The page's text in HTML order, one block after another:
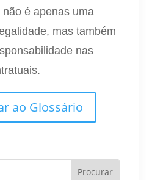
é apenas uma
mas também
nas
ao Glossário